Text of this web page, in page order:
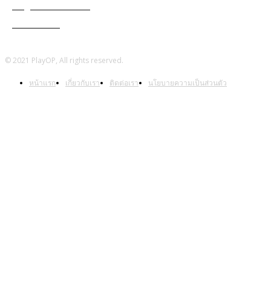
© 2021 PlayOP, All rights reserved.
หน้าแรก เกี่ยวกับเรา ติดต่อเรา นโยบายความเป็นส่วนตัว